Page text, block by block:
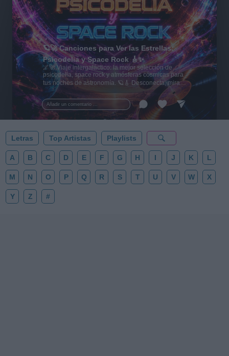
Añadir un comentario ...
🪐🚀 Canciones para Ver las Estrellas:
Psicodelia y Space Rock 🎸✨
🌌🚀 Viaje intergaláctico: la mejor selección de
psicodelia, space rock y atmósferas cósmicas para
tus noches de astronomía. 🪐🎸 Desconecta, mira
al firmamento y siente la gravedad cero. 💾 ¡Guarda
esta colección para tu próxima noche estrellada!
✨⭐
Letras Top Artistas Playlists
A B C D E F G H I J K L
M N O P Q R S T U V W X
Y Z #